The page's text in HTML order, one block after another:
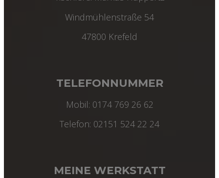
Windmühlenstraße 54
47800 Krefeld
TELEFONNUMMER
Mobil: 0174 769 26 62
Telefon: 02151 524 22 24
MEINE WERKSTATT